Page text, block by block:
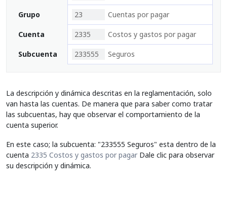
Grupo 23 Cuentas por pagar
Cuenta 2335 Costos y gastos por pagar
Subcuenta 233555 Seguros
La descripción y dinámica descritas en la reglamentación, solo
van hasta las cuentas. De manera que para saber como tratar
las subcuentas, hay que observar el comportamiento de la
cuenta superior.
En este caso; la subcuenta: "233555 Seguros" esta dentro de la
cuenta 2335 Costos y gastos por pagar Dale clic para observar
su descripción y dinámica.